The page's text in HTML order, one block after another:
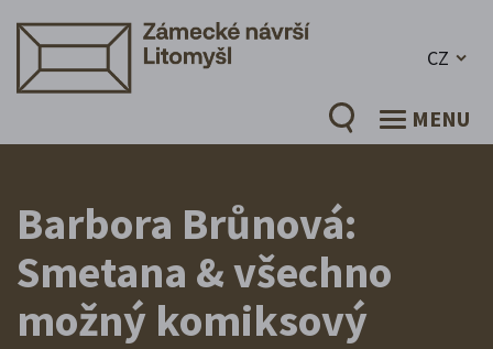
CZ
MENU
Barbora Brůnová:
Smetana & všechno
možný komiksový